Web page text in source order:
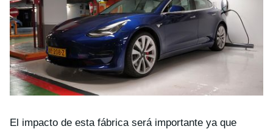
El impacto de esta fábrica será importante ya que